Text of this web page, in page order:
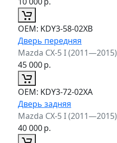
ОЕМ: KDY3-58-02XB
Дверь передняя
Mazda CX-5 I (2011—2015)
45 000р.
ОЕМ: KDY3-72-02XA
Дверь задняя
Mazda CX-5 I (2011—2015)
40 000р.